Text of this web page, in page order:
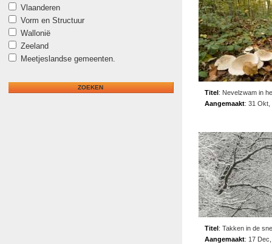
Vlaanderen
Vorm en Structuur
Wallonië
Zeeland
Meetjeslandse gemeenten.
Titel: Nevelzwam in
Aangemaakt: 31 Okt,
Titel: Takken in de
Aangemaakt: 17